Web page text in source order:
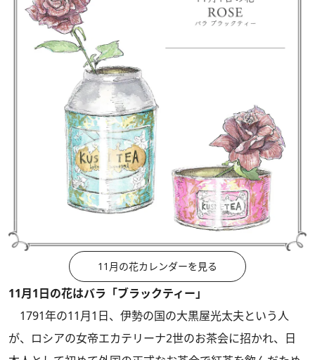
11月の花カレンダーを見る
11月1日の花はバラ「ブラックティー」
1791年の11月1日、伊勢の国の大黒屋光太夫という人
が、ロシアの女帝エカテリーナ2世のお茶会に招かれ、日